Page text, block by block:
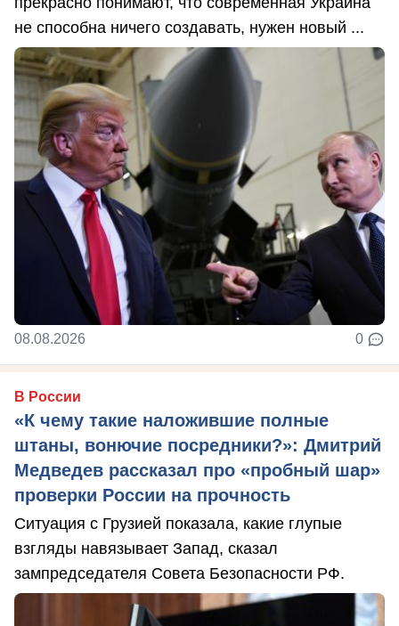
не способна ничего создавать, нужен новый ...
08.08.2026 0
В России
«К чему такие наложившие полные
штаны, вонючие посредники?»: Дмитрий
Медведев рассказал про «пробный шар»
проверки России на прочность
Ситуация с Грузией показала, какие глупые
взгляды навязывает Запад, сказал
зампредседателя Совета Безопасности РФ.